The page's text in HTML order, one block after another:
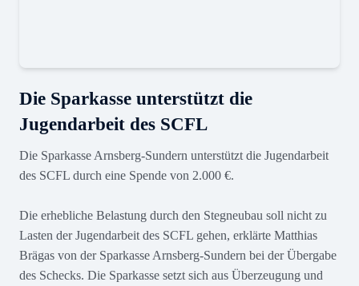
Die Sparkasse unterstützt die
Jugendarbeit des SCFL
Die Sparkasse Arnsberg-Sundern unterstützt die Jugendarbeit
des SCFL durch eine Spende von 2.000 €.
Die erhebliche Belastung durch den Stegneubau soll nicht zu
Lasten der Jugendarbeit des SCFL gehen, erklärte Matthias
Brägas von der Sparkasse Arnsberg-Sundern bei der Übergabe
des Schecks. Die Sparkasse setzt sich aus Überzeugung und